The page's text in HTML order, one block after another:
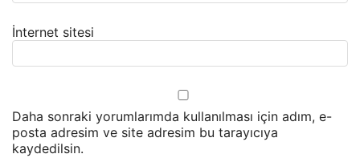
İnternet sitesi
Daha sonraki yorumlarımda kullanılması için adım, e-
posta adresim ve site adresim bu tarayıcıya
kaydedilsin.